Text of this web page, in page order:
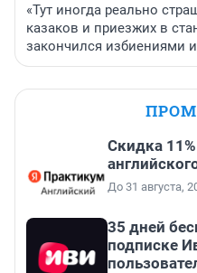
«Тут иногда реально
казаков и приезжих в
закончился избиениями
Скидка
До 31 августа,
35 дней
подписке